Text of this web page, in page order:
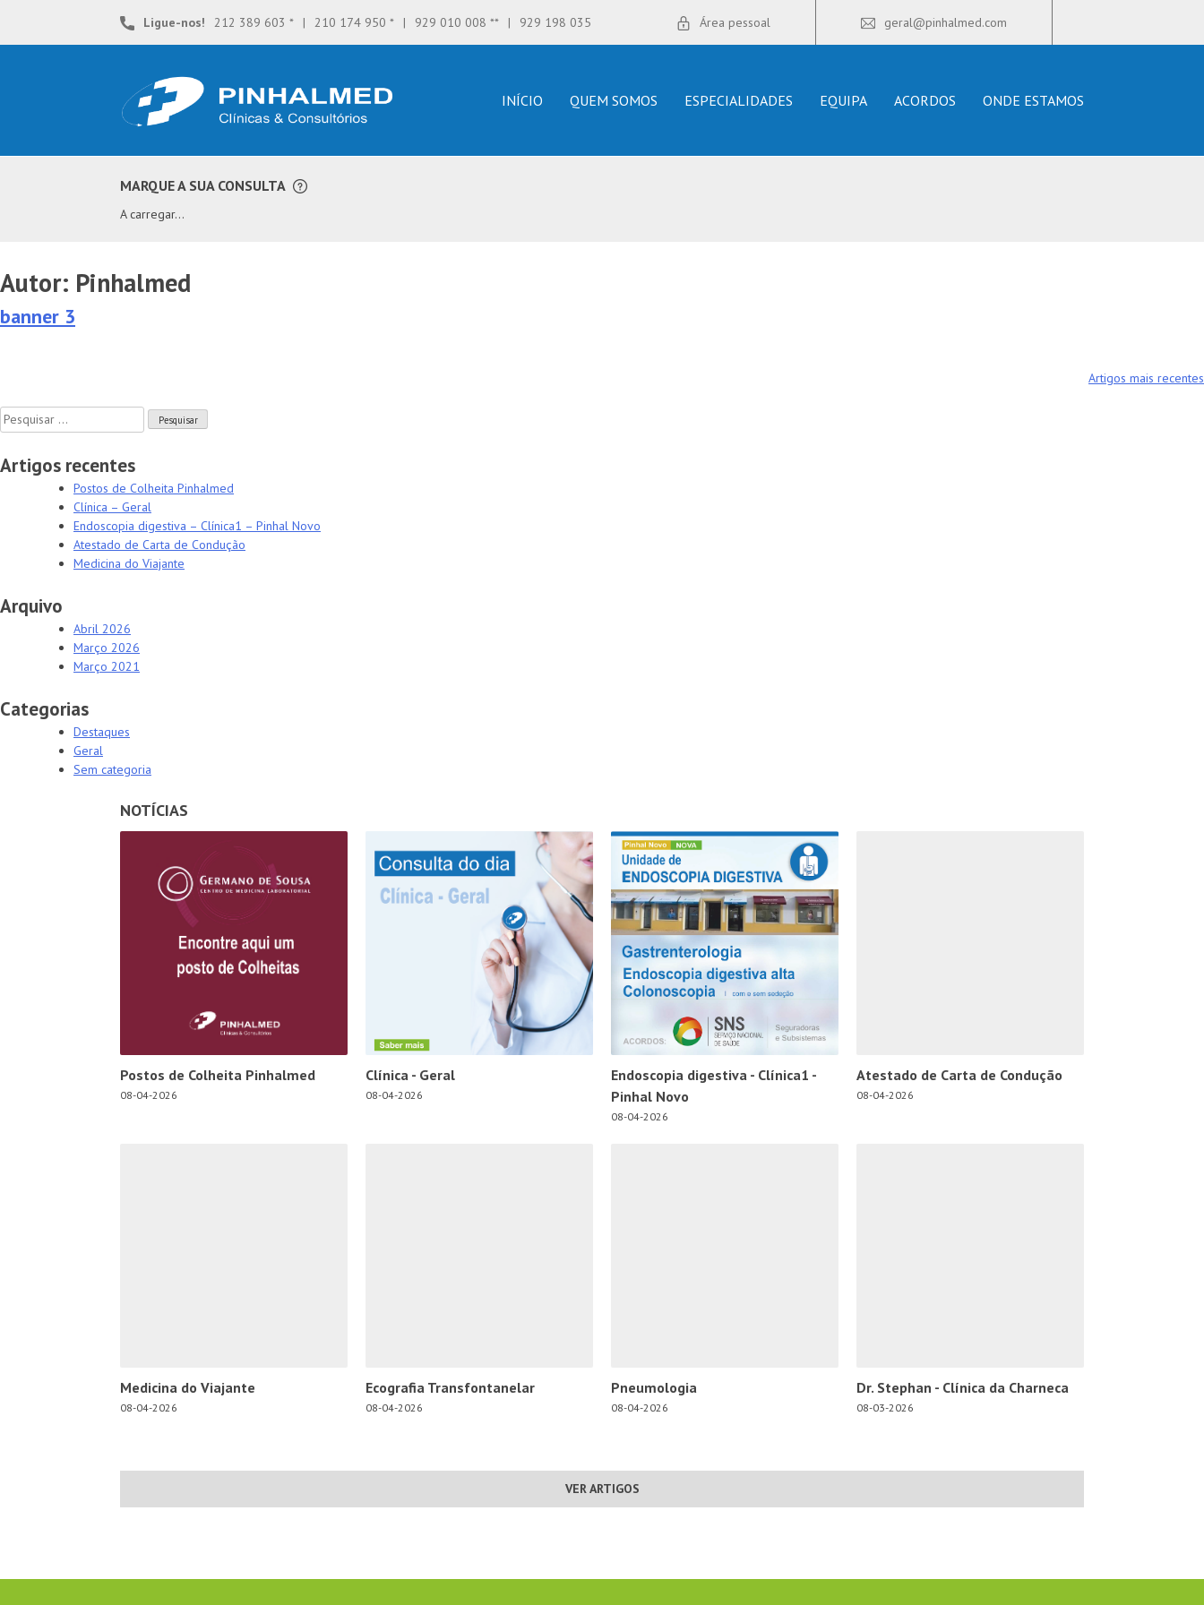
content
Ligue-nos! 212 389 603 * | 210 174 950 * | 929 010 008 ** | 929 198 035 Área pessoal geral@pinhalmed.com
INÍCIO QUEM SOMOS ESPECIALIDADES EQUIPA ACORDOS ONDE ESTAMOS
MARQUE A SUA CONSULTA
A carregar...
Autor: Pinhalmed
banner 3
de
artigos
Artigos mais recentes
Pesquisar
por:
Artigos recentes
Postos de Colheita Pinhalmed
Clínica – Geral
Endoscopia digestiva – Clínica1 – Pinhal Novo
Atestado de Carta de Condução
Medicina do Viajante
Arquivo
Abril 2026
Março 2026
Março 2021
Categorias
Destaques
Geral
Sem categoria
NOTÍCIAS
Postos de Colheita Pinhalmed
08-04-2026
Clínica - Geral
08-04-2026
Endoscopia digestiva - Clínica1 -
Pinhal Novo
08-04-2026
Atestado de Carta de Condução
08-04-2026
Medicina do Viajante
08-04-2026
Ecografia Transfontanelar
08-04-2026
Pneumologia
08-04-2026
Dr. Stephan - Clínica da Charneca
08-03-2026
VER ARTIGOS